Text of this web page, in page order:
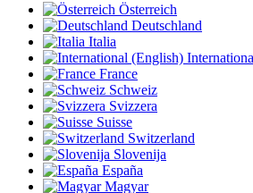
Österreich
Deutschland
Italia
France
Schweiz
Svizzera
Suisse
Switzerland
Slovenija
España
Magyar